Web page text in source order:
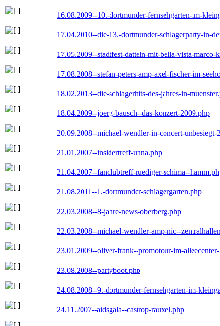
16.08.2009--10.-dortmunder-fernsehgarten-im-
17.04.2010--die-13.-dortmunder-schlagerparty-in-
17.05.2009--stadtfest-datteln-mit-bella-vista-marco-
17.08.2008--stefan-peters-amp-axel-fischer-im-
18.02.2013--die-schlagerhits-des-jahres-in-
18.04.2009--joerg-bausch--das-konzert-2009.php
20.09.2008--michael-wendler-in-concert-unbesiegt-
21.01.2007--insidertreff-unna.php
21.04.2007--fanclubtreff-ruediger-schima--
21.08.2011--1.-dortmunder-schlagergarten.php
22.03.2008--8-jahre-news-oberberg.php
22.03.2008--michael-wendler-amp-nic--
23.01.2009--oliver-frank--promotour-im-
23.08.2008--partyboot.php
24.08.2008--9.-dortmunder-fernsehgarten-im-
24.11.2007--aidsgala--castrop-rauxel.php